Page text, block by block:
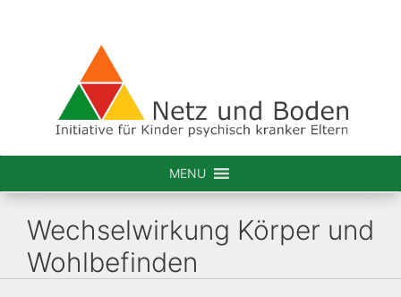
MENU
Wechselwirkung Körper und
Wohlbefinden